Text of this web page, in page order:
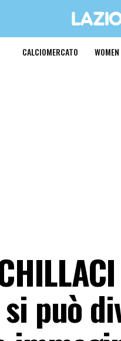
CALCIOMERCATO WOMEN
può